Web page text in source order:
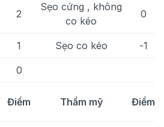
2
Sẹo cứng , không
co kéo
0
1 Sẹo co kéo -1
0
Điểm Thẩm mỹ Điểm